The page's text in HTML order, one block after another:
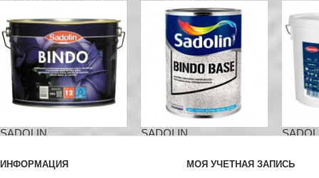
SADOLIN... SADOLIN...
ИНФОРМАЦИЯ МОЯ УЧЕТНАЯ ЗАПИСЬ